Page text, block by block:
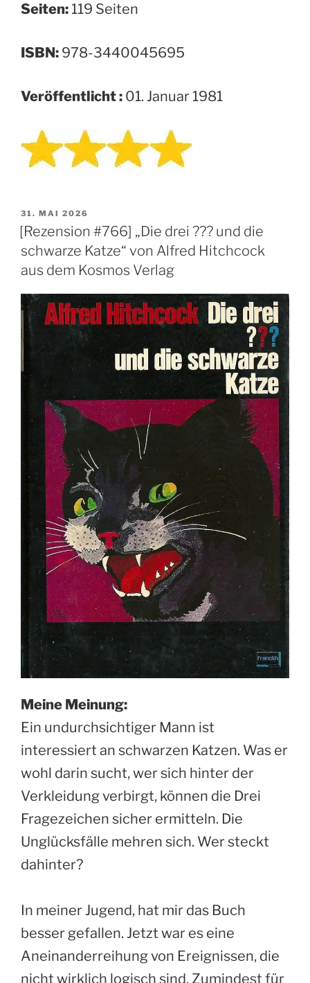
Seiten: 119 Seiten
ISBN: 978-3440045695
Veröffentlicht : 01. Januar 1981
VERÖFFENTLICHT
AM
31. MAI 2026
[Rezension #766] „Die drei ??? und die
schwarze Katze“ von Alfred Hitchcock
aus dem Kosmos Verlag
Meine Meinung:
Ein undurchsichtiger Mann ist
interessiert an schwarzen Katzen. Was er
wohl darin sucht, wer sich hinter der
Verkleidung verbirgt, können die Drei
Fragezeichen sicher ermitteln. Die
Unglücksfälle mehren sich. Wer steckt
dahinter?
In meiner Jugend, hat mir das Buch
besser gefallen. Jetzt war es eine
Aneinanderreihung von Ereignissen, die
nicht wirklich logisch sind. Zumindest für